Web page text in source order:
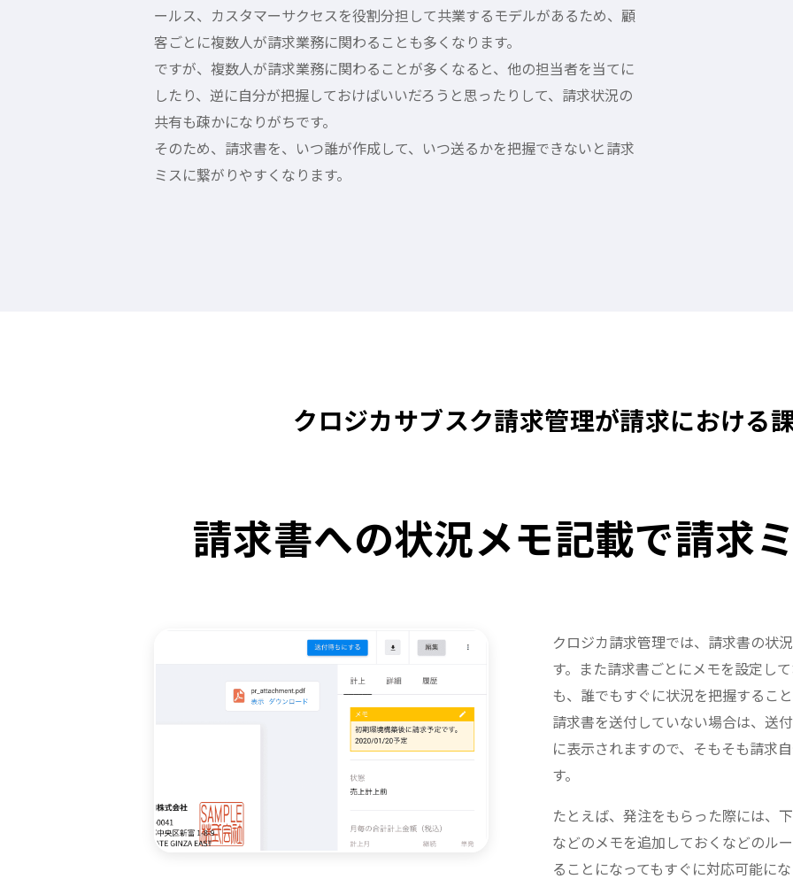
ールス、カスタマーサクセスを役割分担して共業するモデルがあるため、顧
客ごとに複数人が請求業務に関わることも多くなります。
ですが、複数人が請求業務に関わることが多くなると、他の担当者を当てに
したり、逆に自分が把握しておけばいいだろうと思ったりして、請求状況の
共有も疎かになりがちです。
そのため、請求書を、いつ誰が作成して、いつ送るかを把握できないと請求
ミスに繋がりやすくなります。
クロジカサブスク請求管理が請求における
請求書への状況メモ記載で請求
クロジカ請求管理では、請求書の状
す。また請求書ごとにメモを設定し
も、誰でもすぐに状況を把握すること
請求書を送付していない場合は、送
に表示されますので、そもそも請求
す。
たとえば、発注をもらった際には、
などのメモを追加しておくなどのル
ることになってもすぐに対応可能にな